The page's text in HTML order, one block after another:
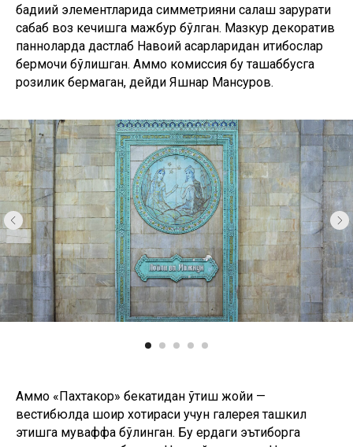
бадиий элементларида симметрияни сақлаш зарурати
сабаб воз кечишга мажбур бўлган. Мазкур декоратив
панноларда дастлаб Навоий асарларидан иқтибослар
бермоқчи бўлишган. Аммо комиссия бу ташаббусга
розилик бермаган, дейди Яшнар Мансуров.
Аммо «Пахтакор» бекатидан ўтиш жойи —
вестибюлда шоир хотираси учун галерея ташкил
этишга муваффақ бўлинган. Бу ердаги эътиборга